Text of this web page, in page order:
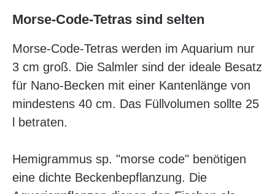
Morse-Code-Tetras sind selten
Morse-Code-Tetras werden im Aquarium nur
3 cm groß. Die Salmler sind der ideale Besatz
für Nano-Becken mit einer Kantenlänge von
mindestens 40 cm. Das Füllvolumen sollte 25
l betraten.
Hemigrammus sp. "morse code" benötigen
eine dichte Beckenbepflanzung. Die